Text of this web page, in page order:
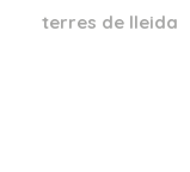
terres de lleida